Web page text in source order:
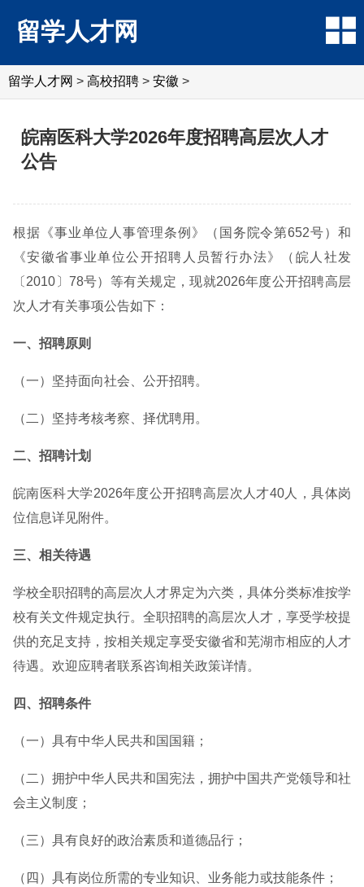
留学人才网
留学人才网 > 高校招聘 > 安徽 >
皖南医科大学2026年度招聘高层次人才
公告
根据《事业单位人事管理条例》（国务院令第652号）和
《安徽省事业单位公开招聘人员暂行办法》（皖人社发
〔2010〕78号）等有关规定，现就2026年度公开招聘高层
次人才有关事项公告如下：
一、招聘原则
（一）坚持面向社会、公开招聘。
（二）坚持考核考察、择优聘用。
二、招聘计划
皖南医科大学2026年度公开招聘高层次人才40人，具体岗
位信息详见附件。
三、相关待遇
学校全职招聘的高层次人才界定为六类，具体分类标准按学
校有关文件规定执行。全职招聘的高层次人才，享受学校提
供的充足支持，按相关规定享受安徽省和芜湖市相应的人才
待遇。欢迎应聘者联系咨询相关政策详情。
四、招聘条件
（一）具有中华人民共和国国籍；
（二）拥护中华人民共和国宪法，拥护中国共产党领导和社
会主义制度；
（三）具有良好的政治素质和道德品行；
（四）具有岗位所需的专业知识、业务能力或技能条件；